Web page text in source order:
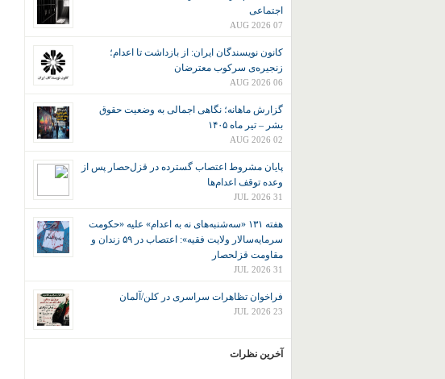
اجتماعی
07 AUG 2026
کانون نويسندگان ايران: از بازداشت تا اعدام؛
زنجیره‌ی سرکوب معترضان
06 AUG 2026
گزارش ماهانه؛ نگاهی اجمالی به وضعیت حقوق
بشر – تیر ماه ۱۴۰۵
02 AUG 2026
پایان مشروط اعتصاب گسترده در قزل‌حصار پس از
وعده توقف اعدام‌ها
31 JUL 2026
هفته ۱۳۱ «سه‌شنبه‌های نه به اعدام» علیه «حکومت
سرمایه‌سالار ولایت فقیه»: اعتصاب در ۵۹ زندان و
مقاومت قزلحصار
31 JUL 2026
فراخوان تظاهرات سراسری در کلن/آلمان
23 JUL 2026
آخرین نظرات